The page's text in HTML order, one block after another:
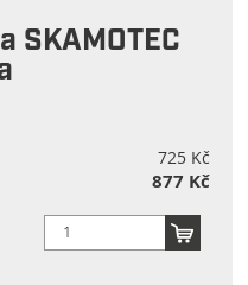
SKAMOTEC
725 Kč
877 Kč